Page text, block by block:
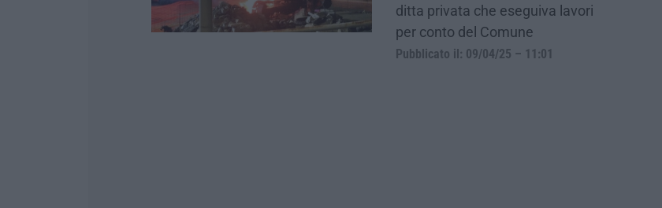
ditta privata che eseguiva lavori
per conto del Comune
Pubblicato il: 09/04/25 – 11:01